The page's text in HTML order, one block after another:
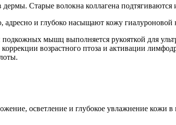
Старые волокна коллагена
адресно и глубоко насыщают кожу
мышц выполняется рукояткой для
возрастного птоза и активации
осветление и глубокое увлажнение кожи